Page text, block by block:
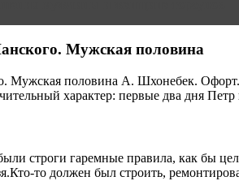
Мужская половина
Мужская половина А. Шхонебек.
характер: первые два дня Петр
строги гаремные правила, как бы
то должен был строить,